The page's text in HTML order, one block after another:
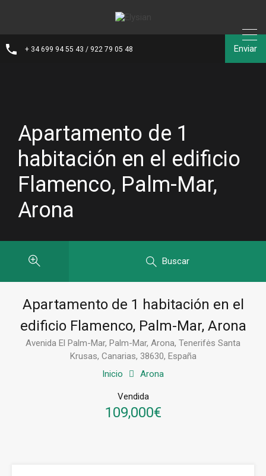
+ 34 699 94 55 43 / 922 79 05 48 Enviar
Apartamento de 1
habitación en el edificio
Flamenco, Palm-Mar,
Arona
Buscar
Apartamento de 1 habitación en el
edificio Flamenco, Palm-Mar, Arona
Avenida El Palm-Mar, Palm-Mar, Arona, Tenerifės Santa
Krusas, Canarias, 38630, España
Inicio
Arona
Vendida
109,000€